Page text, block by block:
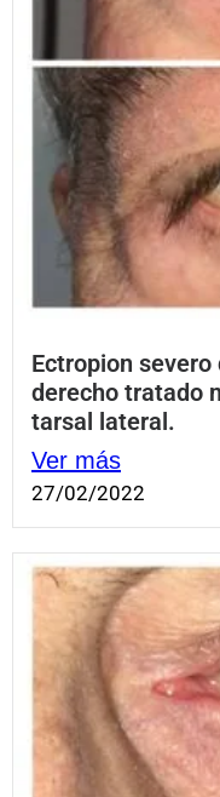
Ectropion
derecho tratado
tarsal lateral.
Ver más
27/02/2022